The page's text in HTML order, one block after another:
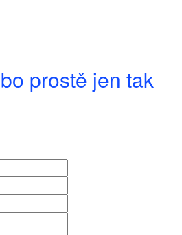
prostě jen tak